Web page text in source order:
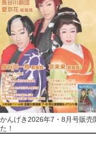
かんげき2026年7・8月号販売
た！